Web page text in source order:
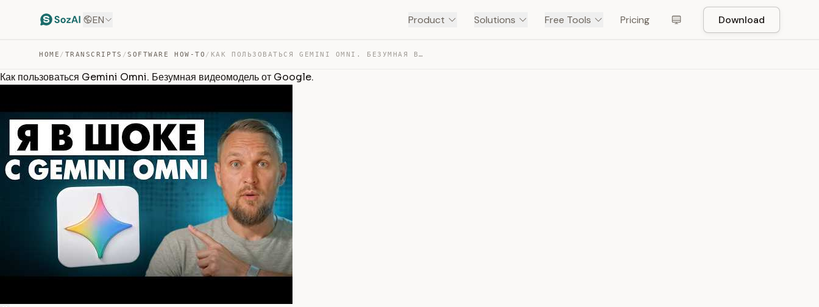
EN Product Solutions Free Tools Pricing Download
HOME / TRANSCRIPTS /SOFTWARE HOW-TO / КАК ПОЛЬЗОВАТЬСЯ GEMINI OMNI. БЕЗУМНАЯ ВИДЕОМОДЕЛЬ ОТ G… — TRANSCRIPT
Как пользоваться Gemini Omni. Безумная видеомодель от Google.